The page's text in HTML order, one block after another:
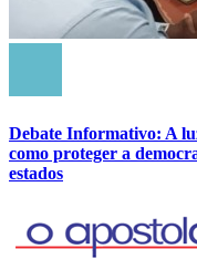
Debate Informativo: A
como proteger a
estados